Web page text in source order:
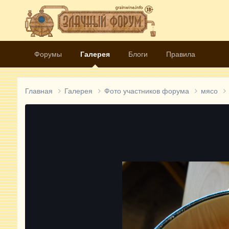
Форумы Галерея Блоги Правила
Главная Галерея Фото участников форума мясо